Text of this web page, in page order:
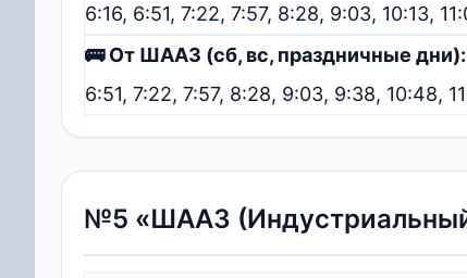
6:16, 6:51, 7:22, 7:57, 8:28, 9:03, 10:13,
🚌 От ШААЗ (сб, вс, праздничные дни):
6:51, 7:22, 7:57, 8:28, 9:03, 9:38, 10:48,
№5 «ШААЗ